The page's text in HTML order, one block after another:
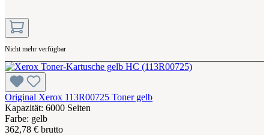
Nicht mehr verfügbar
Original Xerox 113R00725 Toner gelb
Kapazität: 6000 Seiten
Farbe: gelb
362,78 € brutto